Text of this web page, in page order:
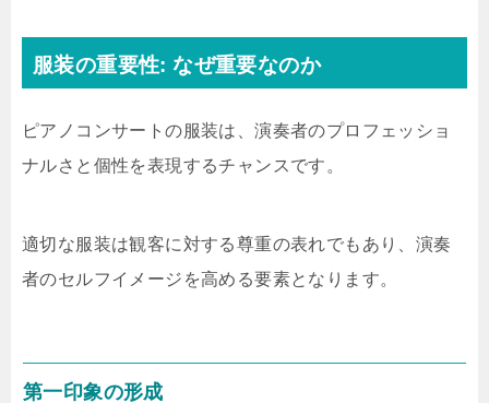
服装の重要性: なぜ重要なのか
ピアノコンサートの服装は、演奏者のプロフェッショ
ナルさと個性を表現するチャンスです。
適切な服装は観客に対する尊重の表れでもあり、演奏
者のセルフイメージを高める要素となります。
第一印象の形成